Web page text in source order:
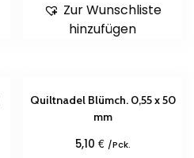
Zur Wunschliste
hinzufügen
Quiltnadel Blümch. 0,55 x 50
mm
5,10 € /Pck.